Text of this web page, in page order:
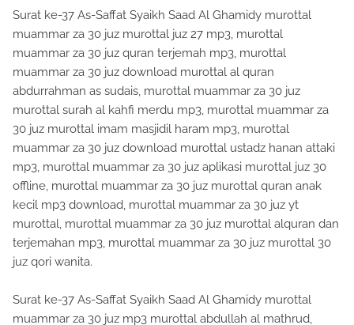
Surat ke-37 As-Saffat Syaikh Saad Al Ghamidy murottal
muammar za 30 juz murottal juz 27 mp3, murottal
muammar za 30 juz quran terjemah mp3, murottal
muammar za 30 juz download murottal al quran
abdurrahman as sudais, murottal muammar za 30 juz
murottal surah al kahfi merdu mp3, murottal muammar za
30 juz murottal imam masjidil haram mp3, murottal
muammar za 30 juz download murottal ustadz hanan attaki
mp3, murottal muammar za 30 juz aplikasi murottal juz 30
offline, murottal muammar za 30 juz murottal quran anak
kecil mp3 download, murottal muammar za 30 juz yt
murottal, murottal muammar za 30 juz murottal alquran dan
terjemahan mp3, murottal muammar za 30 juz murottal 30
juz qori wanita.
Surat ke-37 As-Saffat Syaikh Saad Al Ghamidy murottal
muammar za 30 juz mp3 murottal abdullah al mathrud,